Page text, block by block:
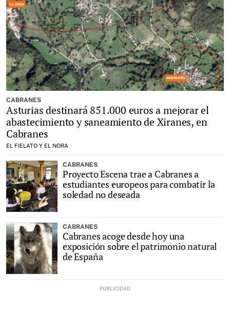
CABRANES
Asturias destinará 851.000 euros a mejorar el
abastecimiento y saneamiento de Xiranes, en
Cabranes
EL FIELATO Y EL NORA
CABRANES
Proyecto Escena trae a Cabranes a
estudiantes europeos para combatir la
soledad no deseada
CABRANES
Cabranes acoge desde hoy una
exposición sobre el patrimonio natural
de España